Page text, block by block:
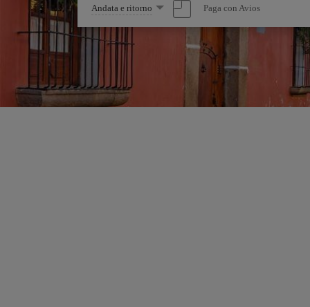
Seleziona
un'opzione
Andata e ritorno Paga con Avios